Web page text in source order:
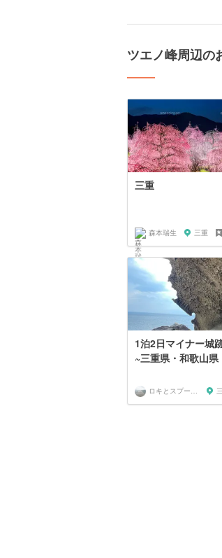
ツエノ峰周辺の
三重
森本瑞生 三重
1泊2日マイナー城
~三重県・和歌山県
ロキとスプーン🥄